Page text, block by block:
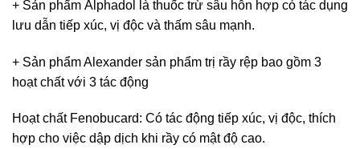
+ Sản phẩm Alphadol là thuốc trừ sâu hỗn hợp có tác dụng
lưu dẫn tiếp xúc, vị độc và thấm sâu mạnh.
+ Sản phẩm Alexander sản phẩm trị rầy rệp bao gồm 3
hoạt chất với 3 tác động
Hoạt chất Fenobucard: Có tác động tiếp xúc, vị độc, thích
hợp cho việc dập dịch khi rầy có mật độ cao.